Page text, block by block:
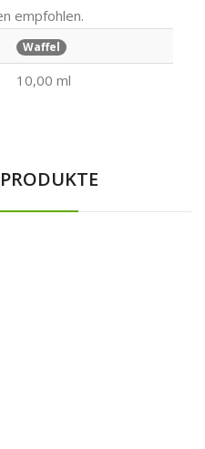
empfohlen.
Waffel
10,00 ml